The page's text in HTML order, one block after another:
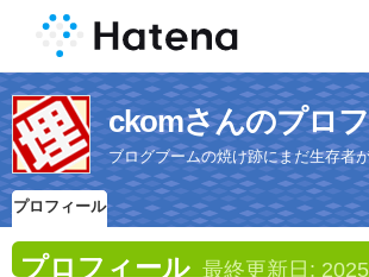
ckomさんのプロ
ブログブームの焼け跡にまだ生存者
プロフィール
プロフィール 最終更新日: